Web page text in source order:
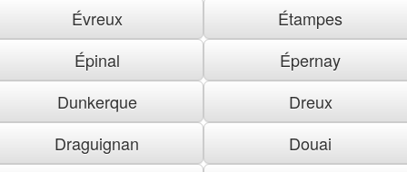
Évreux
Étampes
Épinal
Épernay
Dunkerque
Dreux
Draguignan
Douai